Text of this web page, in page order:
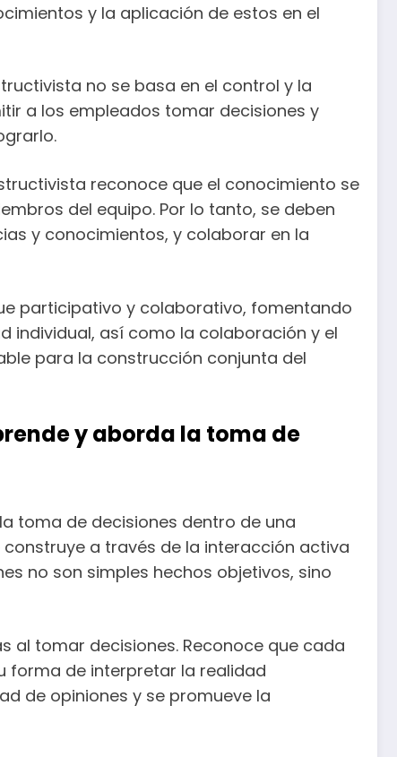
y la aplicación de estos en el
no se basa en el control y la
a los empleados tomar decisiones y
reconoce que el conocimiento se
del equipo. Por lo tanto, se deben
y conocimientos, y colaborar en la
participativo y colaborativo, fomentando
individual, así como la colaboración y el
para la construcción conjunta del
y aborda la toma de
toma de decisiones dentro de una
a través de la interacción activa
no son simples hechos objetivos, sino
al tomar decisiones. Reconoce que cada
forma de interpretar la realidad
de opiniones y se promueve la